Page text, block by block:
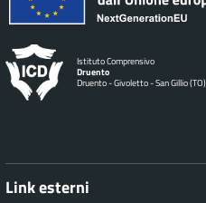
Istituto Comprensivo
Druento
Druento - Givoletto - San Gillio (TO)
Link esterni